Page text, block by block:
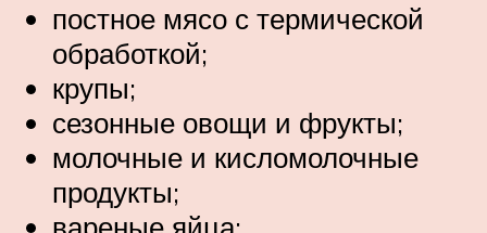
постное мясо с термической
обработкой;
крупы;
сезонные овощи и фрукты;
молочные и кисломолочные
продукты;